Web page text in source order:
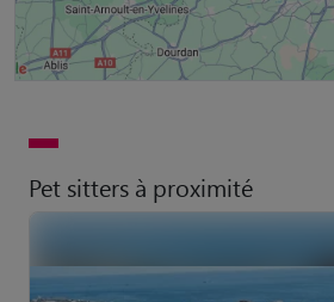
Pet sitters à proximité